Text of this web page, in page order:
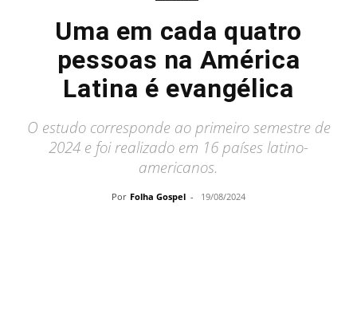
Uma em cada quatro
pessoas na América
Latina é evangélica
O estudo corresponde ao primeiro semestre de
2024 e foi realizado em 16 países latino-
americanos.
Por Folha Gospel - 19/08/2024